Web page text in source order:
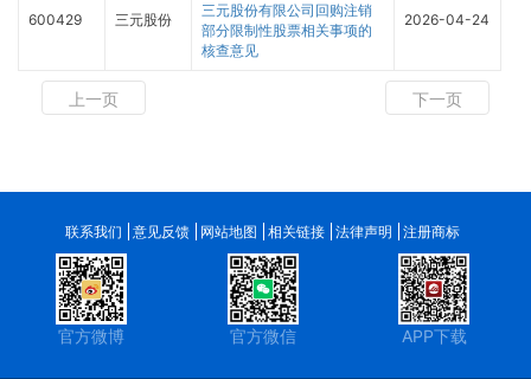
600429 三元股份
三元股份有限公司回购注销
部分限制性股票相关事项的
核查意见
2026-04-24
上一页 下一页
联系我们 意见反馈 网站地图 相关链接 法律声明 注册商标
官方微博 官方微信 APP下载